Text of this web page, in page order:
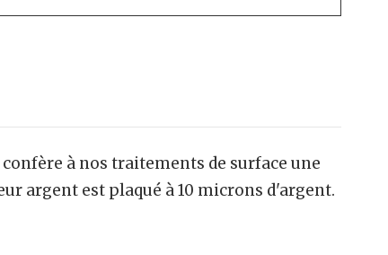
à nos traitements de surface une
argent est plaqué à 10 microns d'argent.